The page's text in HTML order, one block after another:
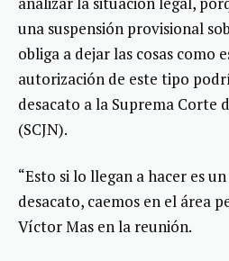
una suspensión provisional
obliga a dejar las cosas como
autorización de este tipo
desacato a la Suprema Corte
(SCJN).
“Esto si lo llegan a hacer es
desacato, caemos en el área
Víctor Mas en la reunión.